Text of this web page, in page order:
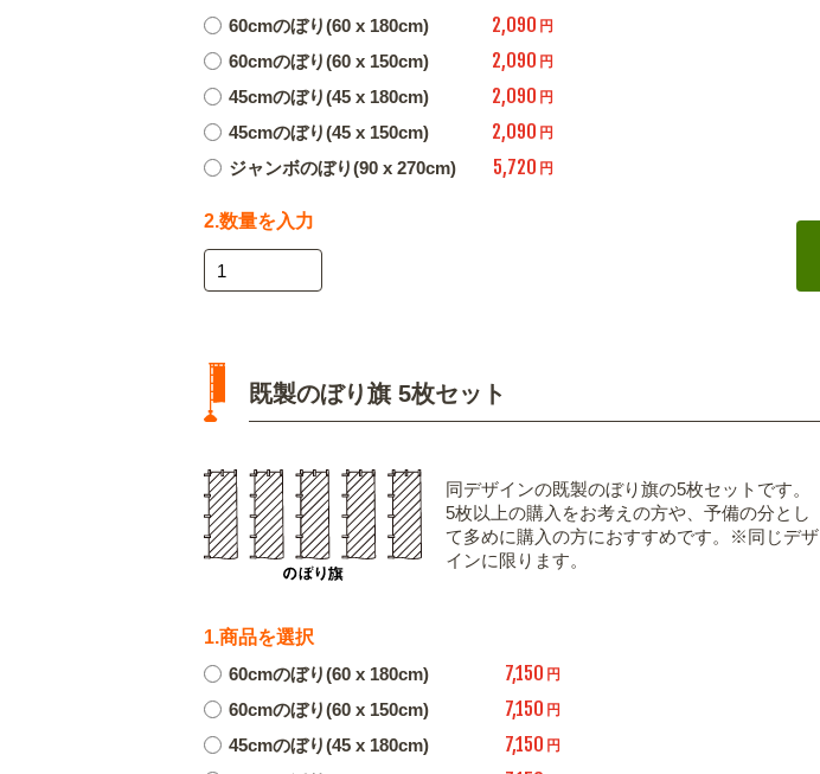
60cmのぼり(60 x 180cm)
2,090 円
60cmのぼり(60 x 150cm) 2,090 円
45cmのぼり(45 x 180cm) 2,090 円
45cmのぼり(45 x 150cm) 2,090 円
ジャンボのぼり(90 x 270cm) 5,720 円
2.数量を入力
既製のぼり旗 5枚セット
同デザインの既製のぼり旗の5枚セットです。
5枚以上の購入をお考えの方や、予備の分とし
て多めに購入の方におすすめです。※同じデザ
インに限ります。
1.商品を選択
60cmのぼり(60 x 180cm)
7,150 円
60cmのぼり(60 x 150cm) 7,150 円
45cmのぼり(45 x 180cm) 7,150 円